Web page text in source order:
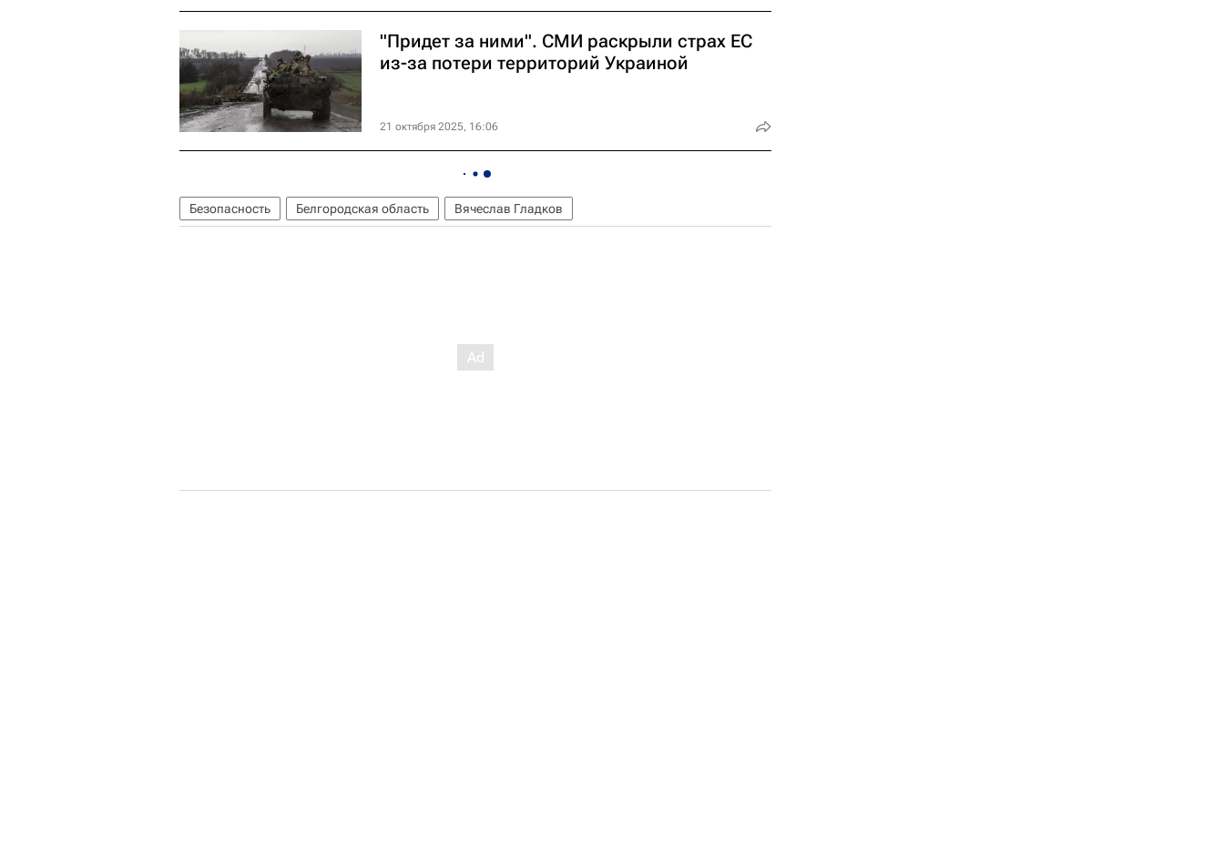
"Придет за ними". СМИ раскрыли страх ЕС
из-за потери территорий Украиной
21 октября 2025, 16:06
Безопасность Белгородская область Вячеслав Гладков